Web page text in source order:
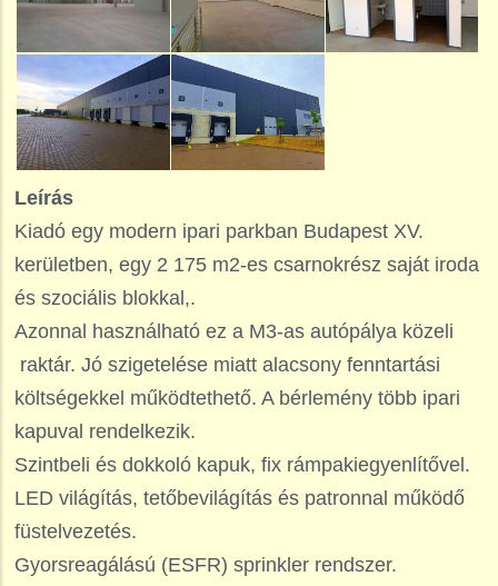
Leírás
Kiadó egy modern ipari parkban Budapest XV.
kerületben, egy 2 175 m2-es csarnokrész saját iroda
és szociális blokkal,.
Azonnal használható ez a M3-as autópálya közeli
raktár. Jó szigetelése miatt alacsony fenntartási
költségekkel működtethető. A bérlemény több ipari
kapuval rendelkezik.
Szintbeli és dokkoló kapuk, fix rámpakiegyenlítővel.
LED világítás, tetőbevilágítás és patronnal működő
füstelvezetés.
Gyorsreagálású (ESFR) sprinkler rendszer.